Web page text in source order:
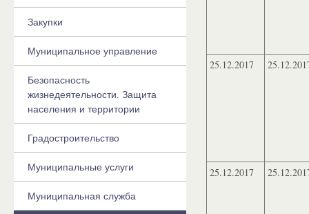
25.12.2017
25.12.2017
Закупки
Муниципальное управление
Безопасность
жизнедеятельности. Защита
населения и территории
Градостроительство
Муниципальные услуги
Муниципальная служба